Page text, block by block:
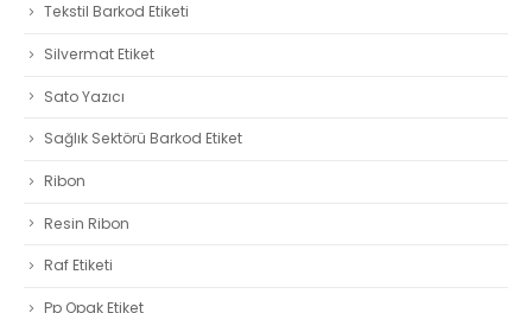
Tekstil Barkod Etiketi
Silvermat Etiket
Sato Yazıcı
Sağlık Sektörü Barkod Etiket
Ribon
Resin Ribon
Raf Etiketi
Pp Opak Etiket